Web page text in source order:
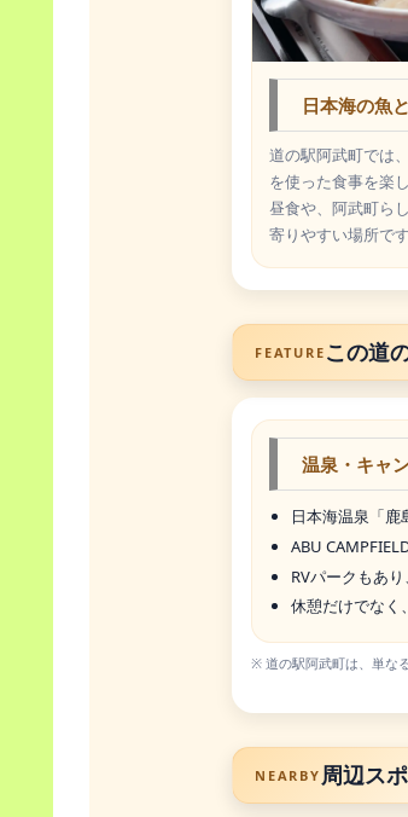
日本海の魚
道の駅阿武町では
を使った食事を楽
昼食や、阿武町ら
寄りやすい場所です
FEATURE この道
温泉・キャ
日本海温泉「鹿
ABU
RVパークもあ
休憩だけでなく
※ 道の駅阿武町は、単な
NEARBY 周辺ス